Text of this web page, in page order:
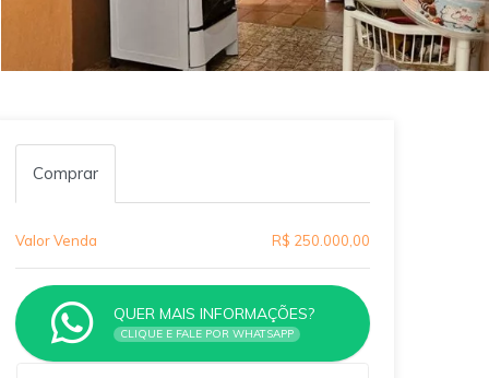
Comprar
Valor Venda R$ 250.000,00
QUER MAIS INFORMAÇÕES?
CLIQUE E FALE POR WHATSAPP